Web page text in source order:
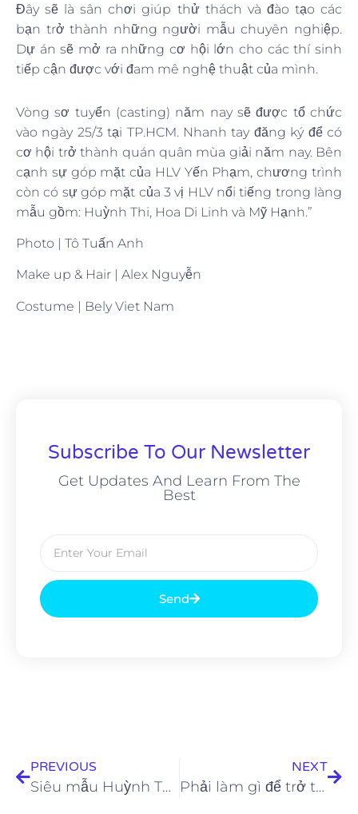
Đây sẽ là sân chơi giúp thử thách và đào tạo các
bạn trở thành những người mẫu chuyên nghiệp.
Dự án sẽ mở ra những cơ hội lớn cho các thí sinh
tiếp cận được với đam mê nghệ thuật của mình.
Vòng sơ tuyển (casting) năm nay sẽ được tổ chức
vào ngày 25/3 tại TP.HCM. Nhanh tay đăng ký để có
cơ hội trở thành quán quân mùa giải năm nay. Bên
cạnh sự góp mặt của HLV Yến Phạm, chương trình
còn có sự góp mặt của 3 vị HLV nổi tiếng trong làng
mẫu gồm: Huỳnh Thi, Hoa Di Linh và Mỹ Hạnh.”
Photo | Tô Tuấn Anh
Make up & Hair | Alex Nguyễn
Costume | Bely Viet Nam
Subscribe To Our Newsletter
Get Updates And Learn From The
Best
Send
PREVIOUS
Siêu mẫu Huỳnh Thi không quan tâm đến kỹ năng catwalk của thí sinh tại Dự án Tìm Kiếm Người Mẫu Toàn Năng 2021
NEXT
Phải làm gì để trở thành người mẫu – Đào tạo người mẫu tại Thành phố Hồ Chí Minh